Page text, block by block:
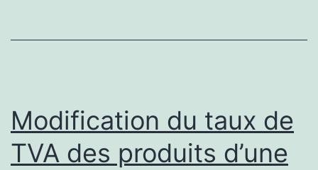
Modification du taux de
TVA des produits d’une